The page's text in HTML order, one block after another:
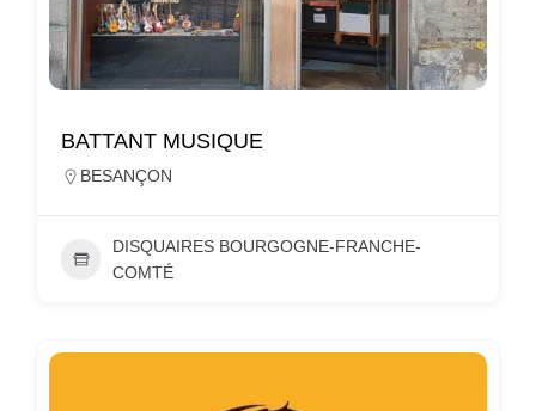
BATTANT MUSIQUE
BESANÇON
DISQUAIRES BOURGOGNE-FRANCHE-
COMTÉ